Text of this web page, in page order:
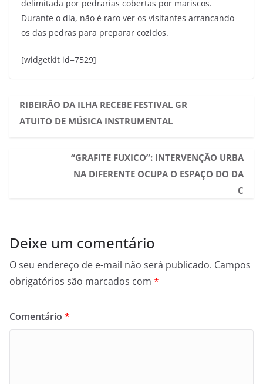
delimitada por pedrarias cobertas por mariscos.
Durante o dia, não é raro ver os visitantes arrancando-
os das pedras para preparar cozidos.
[widgetkit id=7529]
RIBEIRÃO DA ILHA RECEBE FESTIVAL GR
ATUITO DE MÚSICA INSTRUMENTAL
“GRAFITE FUXICO”: INTERVENÇÃO URBA
NA DIFERENTE OCUPA O ESPAÇO DO DA
C
Deixe um comentário
O seu endereço de e-mail não será publicado. Campos
obrigatórios são marcados com *
Comentário *